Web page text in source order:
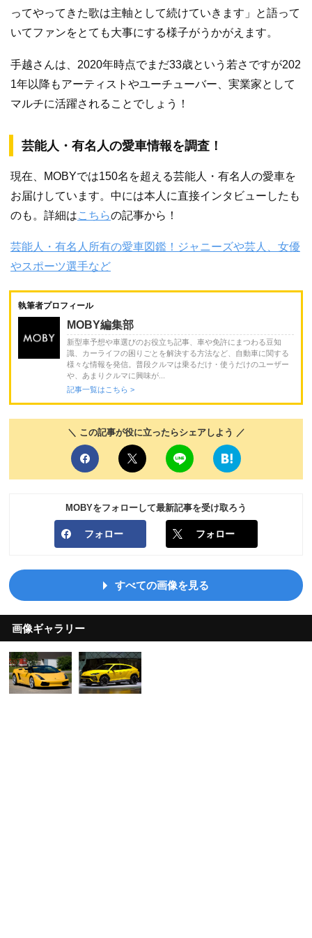
ってやってきた歌は主軸として続けていきます」と語って
いてファンをとても大事にする様子がうかがえます。
手越さんは、2020年時点でまだ33歳という若さですが202
1年以降もアーティストやユーチューバー、実業家として
マルチに活躍されることでしょう！
芸能人・有名人の愛車情報を調査！
現在、MOBYでは150名を超える芸能人・有名人の愛車を
お届けしています。中には本人に直接インタビューしたも
のも。詳細はこちらの記事から！
芸能人・有名人所有の愛車図鑑！ジャニーズや芸人、女優
やスポーツ選手など
執筆者プロフィール
MOBY編集部
新型車予想や車選びのお役立ち記事、車や免許にまつわる豆知
識、カーライフの困りごとを解決する方法など、自動車に関する
様々な情報を発信。普段クルマは乗るだけ・使うだけのユーザー
や、あまりクルマに興味が...
記事一覧はこちら >
＼ この記事が役に立ったらシェアしよう ／
MOBYをフォローして最新記事を受け取ろう
フォロー フォロー
すべての画像を見る
画像ギャラリー